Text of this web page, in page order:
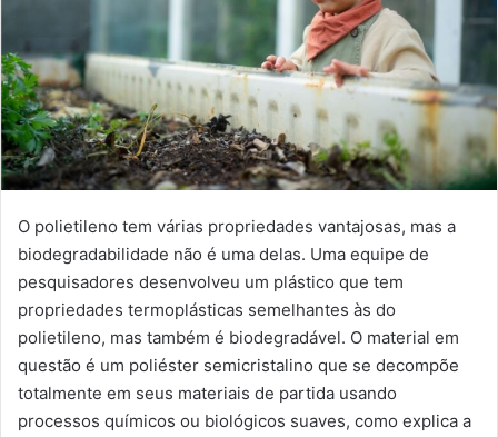
O polietileno tem várias propriedades vantajosas, mas a
biodegradabilidade não é uma delas. Uma equipe de
pesquisadores desenvolveu um plástico que tem
propriedades termoplásticas semelhantes às do
polietileno, mas também é biodegradável. O material em
questão é um poliéster semicristalino que se decompõe
totalmente em seus materiais de partida usando
processos químicos ou biológicos suaves, como explica a